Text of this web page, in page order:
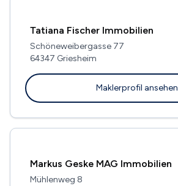
Tatiana Fischer Immobilien
Schöneweibergasse 77
64347 Griesheim
Maklerprofil ansehen
Markus Geske MAG Immobilien
Mühlenweg 8